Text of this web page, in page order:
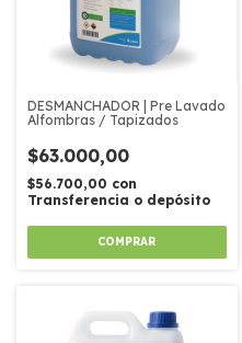
DESMANCHADOR | Pre Lavado
Alfombras / Tapizados
$63.000,00
$56.700,00 con
Transferencia o depósito